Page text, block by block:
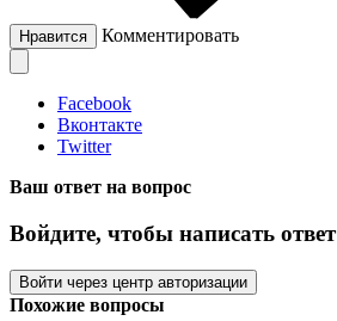
Нравится Комментировать
Facebook
Вконтакте
Twitter
Ваш ответ на вопрос
Войдите, чтобы написать ответ
Войти через центр авторизации
Похожие вопросы